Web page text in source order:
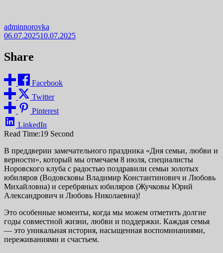
adminnorovka
06.07.202510.07.2025
Share
Facebook
Twitter
Pinterest
LinkedIn
Read Time:19 Second
В преддверии замечательного праздника «Дня семьи, любви и
верности», который мы отмечаем 8 июля, специалисты
Норовского клуба с радостью поздравили семьи золотых
юбиляров (Водовсковы Владимир Константинович и Любовь
Михайловна) и серебряных юбиляров (Жучковы Юрий
Александрович и Любовь Николаевна)!
Это особенные моменты, когда мы можем отметить долгие
годы совместной жизни, любви и поддержки. Каждая семья
— это уникальная история, насыщенная воспоминаниями,
переживаниями и счастьем.